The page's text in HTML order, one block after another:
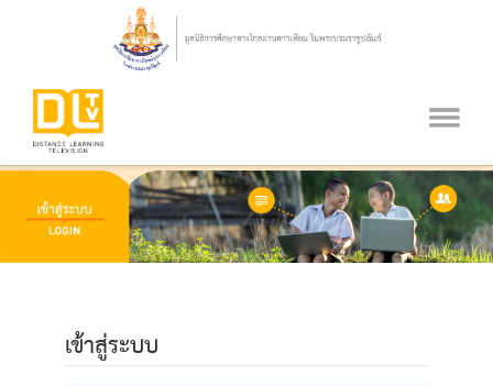
เข้าสู่ระบบ